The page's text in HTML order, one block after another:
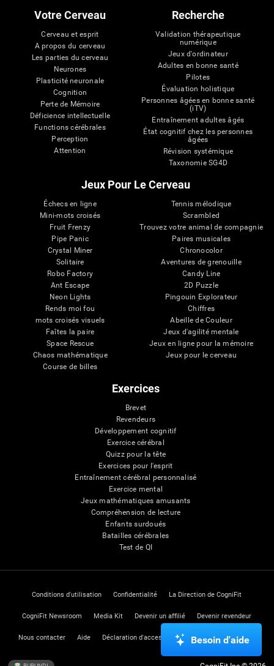
Votre Cerveau
Cerveau et esprit
A propos du cerveau
Les parties du cerveau
Neurones
Plasticité neuronale
Cognition
Perte de Mémoire
Déficience intellectuelle
Functions cérébrales
Perception
Attention
Recherche
Validation thérapeutique
numérique
Jeux d'ordinateur
Adultes en bonne santé
Pilotes
Évaluation holistique
Personnes âgées en bonne santé
(iTV)
Entraînement adultes âgés
État cognitif chez les personnes
âgées
Révision systémique
Taxonomie SG4D
Jeux Pour Le Cerveau
Échecs en ligne
Mini-mots croisés
Fruit Frenzy
Pipe Panic
Crystal Miner
Solitaire
Robo Factory
Ant Escape
Neon Lights
Rends moi fou
mots croisés visuels
Faîtes la paire
Space Rescue
Chaos mathématique
Course de billes
Tennis mélodique
Scrambled
Trouvez votre animal de compagnie
Paires musicales
Chronocolor
Aventures de grenouille
Candy Line
2D Puzzle
Pingouin Explorateur
Chiffres
Abeille de Couleur
Jeux d'agilité mentale
Jeux en ligne pour la mémoire
Jeux pour le cerveau
Exercices
Brevet
Revendeurs
Développement cognitif
Exercice cérébral
Quizz pour la tête
Exercices pour l'esprit
Entraînement cérébral personnalisé
Exercice mental
Jeux mathématiques amusants
Compréhension de lecture
Enfants surdoués
Batailles cérébrales
Test de QI
Conditions d'utilisation Confidentialité La Direction de CogniFit
CogniFit Newsroom Media Kit Devenir un affilié Devenir revendeur
Nous contacter Aide Déclaration d'accessibilité Centre de Confiance
Besoin d'aide